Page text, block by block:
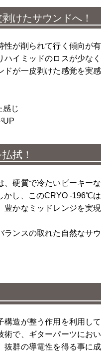
けたサウンドへ！
性が削られて行く傾向が有
イミッドのロスが少なく
ドが一皮剥けた感覚を実感
感じ
UP
拭！
、硬質で冷たいピーキーな
かし、このCRYO -196℃は
豊かなミッドレンジを実現
ランスの取れた自然なサウ
構造が整う作用を利用して
術で、ギターパーツにおい
抜群の導電性を得る事に成